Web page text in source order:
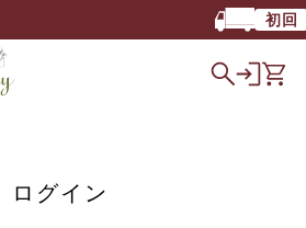
初回
ログイン